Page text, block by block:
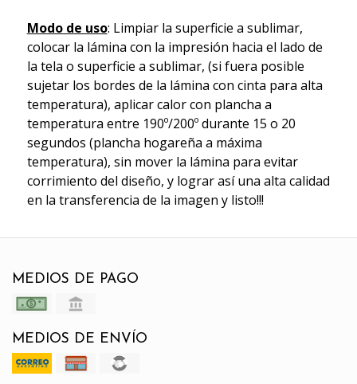
Modo de uso: Limpiar la superficie a sublimar,
colocar la lámina con la impresión hacia el lado de
la tela o superficie a sublimar, (si fuera posible
sujetar los bordes de la lámina con cinta para alta
temperatura), aplicar calor con plancha a
temperatura entre 190º/200º durante 15 o 20
segundos (plancha hogareña a máxima
temperatura), sin mover la lámina para evitar
corrimiento del diseño, y lograr así una alta calidad
en la transferencia de la imagen y listo!!!
MEDIOS DE PAGO
MEDIOS DE ENVÍO